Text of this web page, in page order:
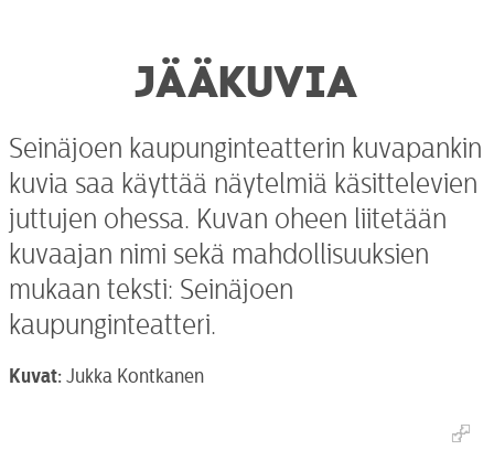
JÄÄKUVIA
Seinäjoen kaupunginteatterin kuvapankin
kuvia saa käyttää näytelmiä käsittelevien
juttujen ohessa. Kuvan oheen liitetään
kuvaajan nimi sekä mahdollisuuksien
mukaan teksti: Seinäjoen
kaupunginteatteri.
Kuvat: Jukka Kontkanen